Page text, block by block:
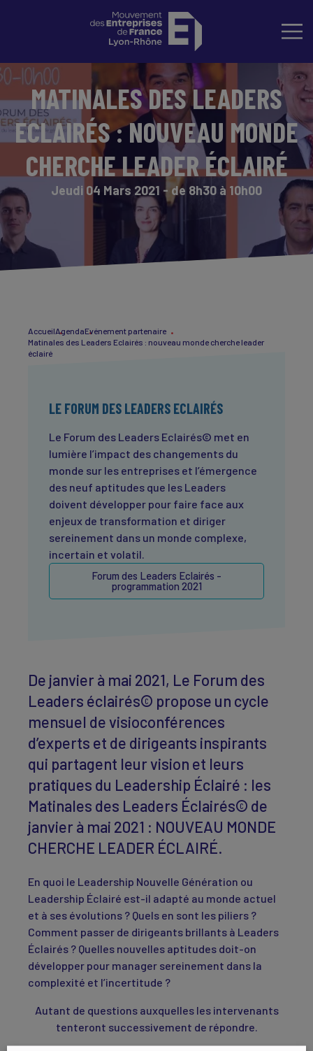
MATINALES DES LEADERS
ECLAIRÉS : NOUVEAU MONDE
CHERCHE LEADER ÉCLAIRÉ
Jeudi 04 Mars 2021 - de 8h30 à 10h00
AccueilAgendaEvénement partenaire
Matinales des Leaders Eclairés : nouveau monde cherche leader
éclairé
LE FORUM DES LEADERS ECLAIRÉS
Le Forum des Leaders Eclairés© met en
lumière l’impact des changements du
monde sur les entreprises et l’émergence
des neuf aptitudes que les Leaders
doivent développer pour faire face aux
enjeux de transformation et diriger
sereinement dans un monde complexe,
incertain et volatil.
Forum des Leaders Eclairés -
programmation 2021
De janvier à mai 2021, Le Forum des
Leaders éclairés© propose un cycle
mensuel de visioconférences
d’experts et de dirigeants inspirants
qui partagent leur vision et leurs
pratiques du Leadership Éclairé : les
Matinales des Leaders Éclairés© de
janvier à mai 2021 : NOUVEAU MONDE
CHERCHE LEADER ÉCLAIRÉ.
En quoi le Leadership Nouvelle Génération ou
Leadership Éclairé est-il adapté au monde actuel
et à ses évolutions ? Quels en sont les piliers ?
Comment passer de dirigeants brillants à Leaders
Éclairés ? Quelles nouvelles aptitudes doit-on
développer pour manager sereinement dans la
complexité et l’incertitude ?
Autant de questions auxquelles les intervenants
tenteront successivement de répondre.